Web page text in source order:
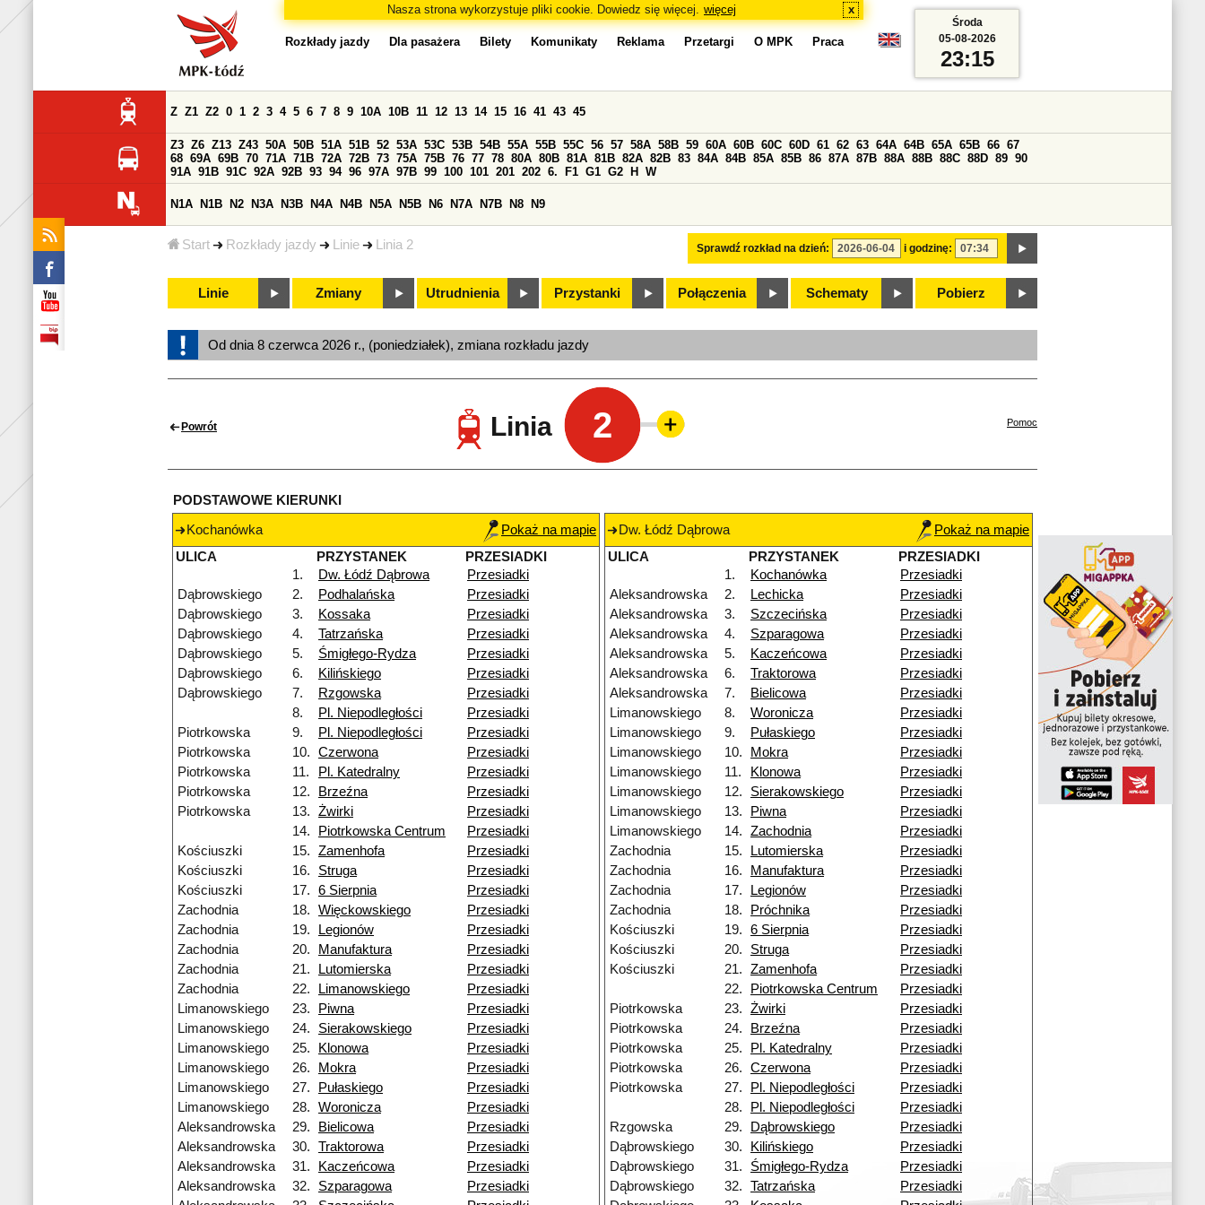
Nasza strona wykorzystuje pliki cookie. Dowiedz się więcej. więcej x
Start Rozkłady jazdy Linie Linia 2
Rozkłady jazdy Dla pasażera Bilety Komunikaty Reklama Przetargi O MPK Praca
Sprawdź rozkład na dzień: i godzinę:
Z Z1 Z2 0 1 2 3 4 5 6 7 8 9 10A 10B 11 12 13 14 15 16 41 43 45
Z3 Z6 Z13 Z43 50A 50B 51A 51B 52 53A 53C 53B 54B 55A 55B 55C 56 57 58A 58B 59 60A 60B 60C 60D 61 62 63 64A 64B 65A 65B 66 67
68 69A 69B 70 71A 71B 72A 72B 73 75A 75B 76 77 78 80A 80B 81A 81B 82A 82B 83 84A 84B 85A 85B 86 87A 87B 88A 88B 88C 88D 89 90
91A 91B 91C 92A 92B 93 94 96 97A 97B 99 100 101 201 202 6. F1 G1 G2 H W
N1A N1B N2 N3A N3B N4A N4B N5A N5B N6 N7A N7B N8 N9
Linie Zmiany Utrudnienia Przystanki Połączenia Schematy Pobierz
Środa
05-08-2026
23:15
Od dnia 8 czerwca 2026 r., (poniedziałek), zmiana rozkładu jazdy
Powrót Linia 2 Pomoc
PODSTAWOWE KIERUNKI
Kochanówka
Pokaż na mapie
ULICA
PRZYSTANEK
PRZESIADKI
1.
Dw. Łódź Dąbrowa
Przesiadki
Dąbrowskiego
2. Podhalańska
Przesiadki
Dąbrowskiego
3. Kossaka
Przesiadki
Dąbrowskiego
4. Tatrzańska
Przesiadki
Dąbrowskiego
5. Śmigłego-Rydza
Przesiadki
Dąbrowskiego
6. Kilińskiego
Przesiadki
Dąbrowskiego
7. Rzgowska
Przesiadki
8.
Pl. Niepodległości
Przesiadki
Piotrkowska
9. Pl. Niepodległości
Przesiadki
Piotrkowska
10. Czerwona
Przesiadki
Piotrkowska
11. Pl. Katedralny
Przesiadki
Piotrkowska
12. Brzeźna
Przesiadki
Piotrkowska
13. Żwirki
Przesiadki
14.
Piotrkowska Centrum
Przesiadki
Kościuszki
15. Zamenhofa
Przesiadki
Kościuszki
16. Struga
Przesiadki
Kościuszki
17. 6 Sierpnia
Przesiadki
Zachodnia
18. Więckowskiego
Przesiadki
Zachodnia
19. Legionów
Przesiadki
Zachodnia
20. Manufaktura
Przesiadki
Zachodnia
21. Lutomierska
Przesiadki
Zachodnia
22. Limanowskiego
Przesiadki
Limanowskiego
23. Piwna
Przesiadki
Limanowskiego
24. Sierakowskiego
Przesiadki
Limanowskiego
25. Klonowa
Przesiadki
Limanowskiego
26. Mokra
Przesiadki
Limanowskiego
27. Pułaskiego
Przesiadki
Limanowskiego
28. Woronicza
Przesiadki
Aleksandrowska
29. Bielicowa
Przesiadki
Aleksandrowska
30. Traktorowa
Przesiadki
Aleksandrowska
31. Kaczeńcowa
Przesiadki
Aleksandrowska
32. Szparagowa
Przesiadki
Dw. Łódź Dąbrowa
Pokaż na mapie
ULICA
PRZYSTANEK
PRZESIADKI
1.
Kochanówka
Przesiadki
Aleksandrowska
2. Lechicka
Przesiadki
Aleksandrowska
3. Szczecińska
Przesiadki
Aleksandrowska
4. Szparagowa
Przesiadki
Aleksandrowska
5. Kaczeńcowa
Przesiadki
Aleksandrowska
6. Traktorowa
Przesiadki
Aleksandrowska
7. Bielicowa
Przesiadki
Limanowskiego
8. Woronicza
Przesiadki
Limanowskiego
9. Pułaskiego
Przesiadki
Limanowskiego
10. Mokra
Przesiadki
Limanowskiego
11. Klonowa
Przesiadki
Limanowskiego
12. Sierakowskiego
Przesiadki
Limanowskiego
13. Piwna
Przesiadki
Limanowskiego
14. Zachodnia
Przesiadki
Zachodnia
15. Lutomierska
Przesiadki
Zachodnia
16. Manufaktura
Przesiadki
Zachodnia
17. Legionów
Przesiadki
Zachodnia
18. Próchnika
Przesiadki
Kościuszki
19. 6 Sierpnia
Przesiadki
Kościuszki
20. Struga
Przesiadki
Kościuszki
21. Zamenhofa
Przesiadki
22.
Piotrkowska Centrum
Przesiadki
Piotrkowska
23. Żwirki
Przesiadki
Piotrkowska
24. Brzeźna
Przesiadki
Piotrkowska
25. Pl. Katedralny
Przesiadki
Piotrkowska
26. Czerwona
Przesiadki
Piotrkowska
27. Pl. Niepodległości
Przesiadki
28.
Pl. Niepodległości
Przesiadki
Rzgowska
29. Dąbrowskiego
Przesiadki
Dąbrowskiego
30. Kilińskiego
Przesiadki
Dąbrowskiego
31. Śmigłego-Rydza
Przesiadki
Dąbrowskiego
32. Tatrzańska
Przesiadki